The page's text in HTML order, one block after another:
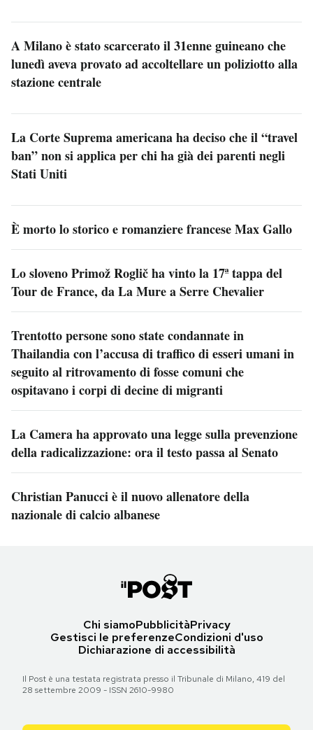
A Milano è stato scarcerato il 31enne guineano che
lunedì aveva provato ad accoltellare un poliziotto alla
stazione centrale
La Corte Suprema americana ha deciso che il “travel
ban” non si applica per chi ha già dei parenti negli
Stati Uniti
È morto lo storico e romanziere francese Max Gallo
Lo sloveno Primož Roglič ha vinto la 17ª tappa del
Tour de France, da La Mure a Serre Chevalier
Trentotto persone sono state condannate in
Thailandia con l’accusa di traffico di esseri umani in
seguito al ritrovamento di fosse comuni che
ospitavano i corpi di decine di migranti
La Camera ha approvato una legge sulla prevenzione
della radicalizzazione: ora il testo passa al Senato
Christian Panucci è il nuovo allenatore della
nazionale di calcio albanese
Chi siamoPubblicitàPrivacy
Gestisci le preferenzeCondizioni d'uso
Dichiarazione di accessibilità
Il Post è una testata registrata presso il Tribunale di Milano, 419 del
28 settembre 2009 - ISSN 2610-9980